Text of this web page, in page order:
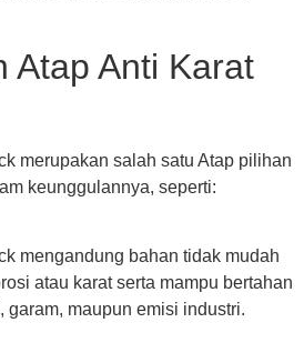
Atap Anti Karat
merupakan salah satu Atap pilihan
keunggulannya, seperti:
mengandung bahan tidak mudah
atau karat serta mampu bertahan
garam, maupun emisi industri.